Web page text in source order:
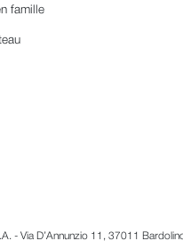
famille
- Via D’Annunzio 11, 37011